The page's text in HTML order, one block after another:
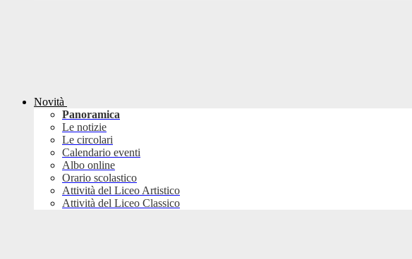
Novità
Panoramica
Le notizie
Le circolari
Calendario eventi
Albo online
Orario scolastico
Attività del Liceo Artistico
Attività del Liceo Classico